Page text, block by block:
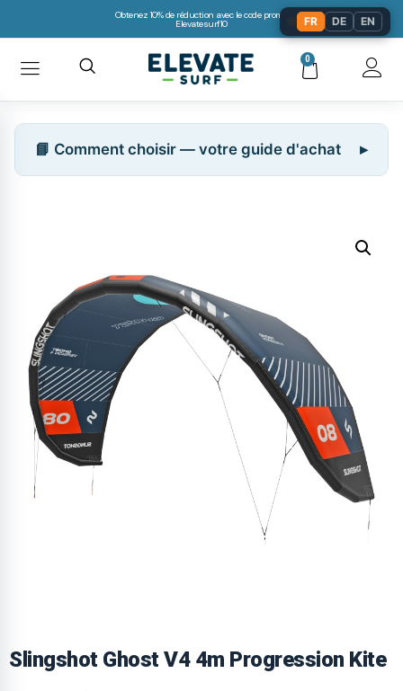
Obtenez 10% de réduction avec le code promo:
Elevatesurf10
0
📘 Comment choisir — votre guide d'achat
Slingshot Ghost V4 4m Progression Kite
FR DE EN